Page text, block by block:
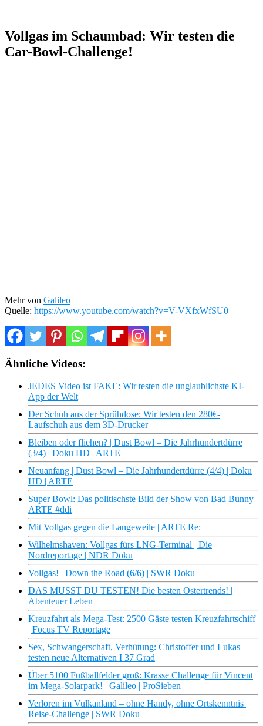
Vollgas im Schaumbad: Wir testen die
Car-Bowl-Challenge!
Mehr von Galileo
Quelle: https://www.youtube.com/watch?v=V-VXfxWfSU0
Ähnliche Videos:
JEDES Video ist FAKE: Wir testen die unglaublichste KI-
App der Welt
Der Schuh aus der Sprühdose: Wir testen den 280€-
Laufschuh aus dem 3D-Drucker
Bleiben oder fliehen? | Dust Bowl – Die Jahrhundertdürre
(3/4) | Doku HD | ARTE
Neuanfang | Dust Bowl – Die Jahrhundertdürre (4/4) | Doku
HD | ARTE
Super Bowl: Das politischste Bild der Show von Bad Bunny |
ARTE #ddi
Mit Vollgas gegen die Langeweile | ARTE Re:
Wilhelmshaven: Vollgas fürs LNG-Terminal | Die
Nordreportage | NDR Doku
Vollgas! | Down the Road (6/6) | SWR Doku
DAS MUSST DU TESTEN! Die besten Ostertrends! |
Abenteuer Leben
Kreuzfahrt als Mega-Test: 2500 Gäste testen Kreuzfahrtschiff
| Focus TV Reportage
Sex, Schwangerschaft, Verhütung: Christoffer und Lukas
testen neue Alternativen I 37 Grad
Über 5100 Fußballfelder groß: Krasse Challenge für Vincent
im Mega-Solarpark! | Galileo | ProSieben
Verloren im Vulkanland – ohne Handy, ohne Ortskenntnis |
Reise-Challenge | SWR Doku